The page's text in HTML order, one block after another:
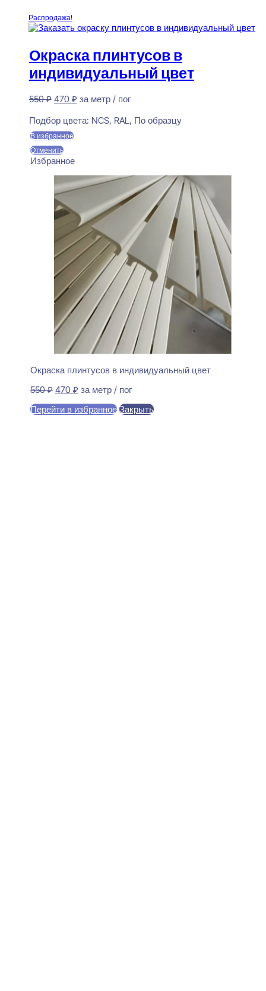
Распродажа!
Окраска плинтусов в
индивидуальный цвет
550₽ Первоначальная
составляла
550 ₽.
470 ₽Текущая
470 ₽.
за метр / пог
Подбор цвета: NCS, RAL, По образцу
В избранное
Отменить
Избранное
Окраска плинтусов в индивидуальный цвет
550₽ Первоначальная
составляла
470 ₽Текущая
470 ₽.
за метр / пог
Перейти в избранное Закрыть